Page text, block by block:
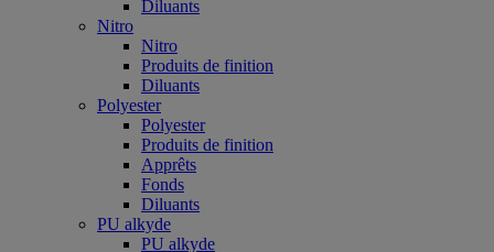
Diluants
Nitro
Nitro
Produits de finition
Diluants
Polyester
Polyester
Produits de finition
Apprêts
Fonds
Diluants
PU alkyde
PU alkyde